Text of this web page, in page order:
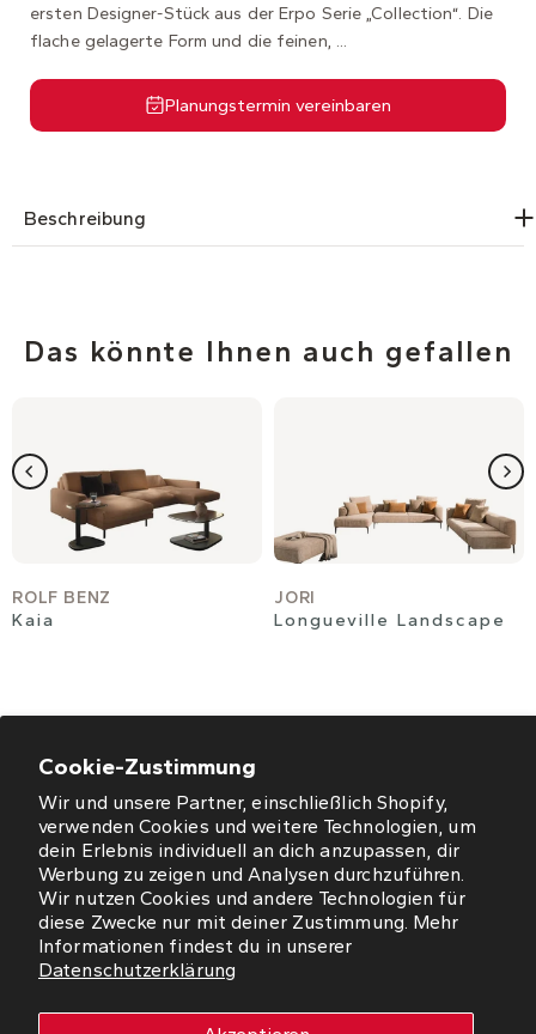
Cookie-Zustimmung
Wir und unsere Partner, einschließlich Shopify,
verwenden Cookies und weitere Technologien, um
dein Erlebnis individuell an dich anzupassen, dir
Werbung zu zeigen und Analysen durchzuführen.
Wir nutzen Cookies und andere Technologien für
diese Zwecke nur mit deiner Zustimmung. Mehr
Informationen findest du in unserer
Datenschutzerklärung
ersten Designer-Stück aus der Erpo Serie „Collection“. Die
flache gelagerte Form und die feinen, ...
Planungstermin vereinbaren
Beschreibung
Das könnte Ihnen auch gefallen
ROLF BENZ
Kaia
JORI
Longueville Landscape
ÖFFNUNGSZEITEN
NEWSLETTER
SO FINDEN SIE UNS
WORMS